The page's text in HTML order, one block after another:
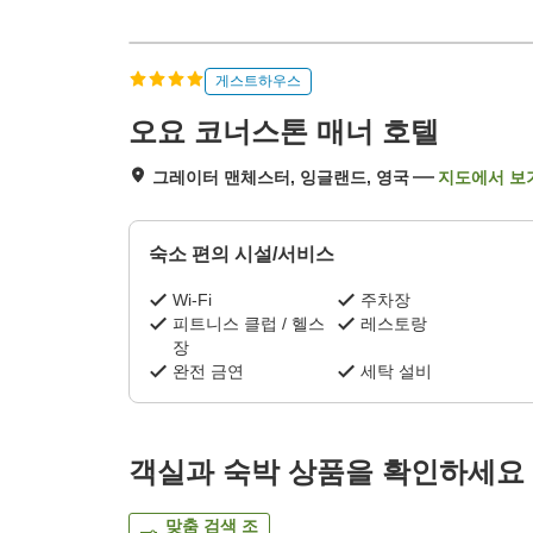
게스트하우스
오요 코너스톤 매너 호텔
그레이터 맨체스터, 잉글랜드, 영국 지도에서 보
숙소 편의 시설/서비스
Wi-Fi
주차장
피트니스 클럽 / 헬스
장
레스토랑
완전 금연 세탁 설비
객실과 숙박 상품을 확인하세요
맞춤 검색 조